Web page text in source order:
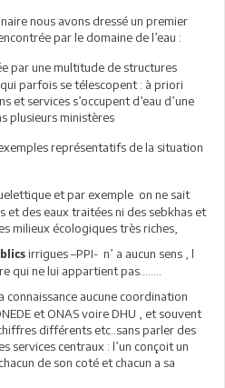
nous avons dressé un premier
par le domaine de l’eau :
par une multitude de structures
parfois se télescopent : à priori
et services s’occupent d’eau d’une
plusieurs ministères
représentatifs de la situation
et par exemple on ne sait
et des eaux traitées ni des sebkhas et
milieux écologiques très riches,
irrigues –PPI- n’ a aucun sens , l
qui ne lui appartient pas……..
connaissance aucune coordination
et ONAS voire DHU , et souvent
différents etc..sans parler des
services centraux : l’un conçoit un
de son coté et chacun a sa